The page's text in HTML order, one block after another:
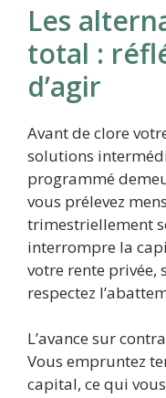
Les
total :
d’agir
Avant de clore
solutions
programmé
vous prélevez
trimestriellement
interrompre la
votre rente privée,
respectez
L’avance sur
Vous empruntez
capital, ce qui